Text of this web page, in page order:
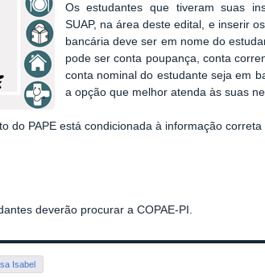
Os estudantes que tiveram suas
SUAP, na área deste edital, e inserir
bancária deve ser em nome do
pode ser conta poupança, conta
conta nominal do estudante seja em
a opção que melhor atenda às suas
do PAPE está condicionada à informação correta
deverão procurar a COPAE-PI.
Isabel